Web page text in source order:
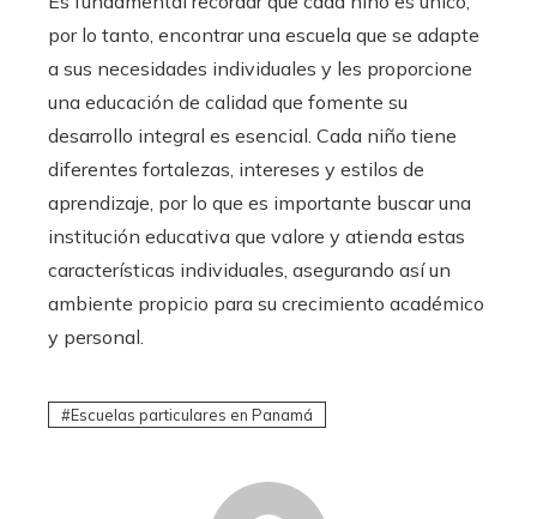
por lo tanto, encontrar una escuela que se adapte
a sus necesidades individuales y les proporcione
una educación de calidad que fomente su
desarrollo integral es esencial. Cada niño tiene
diferentes fortalezas, intereses y estilos de
aprendizaje, por lo que es importante buscar una
institución educativa que valore y atienda estas
características individuales, asegurando así un
ambiente propicio para su crecimiento académico
y personal.
Escuelas particulares en Panamá